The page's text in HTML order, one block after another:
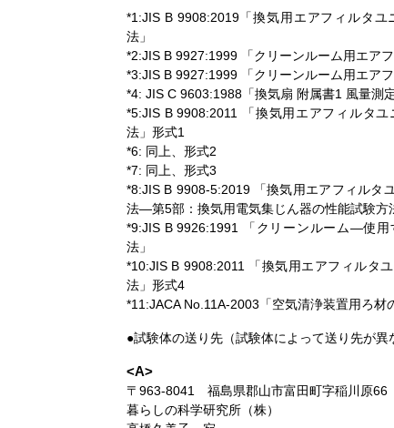
*1:JIS B 9908:2019「換気用エアフィルタ
法」
*2:JIS B 9927:1999 「クリーンルーム用エア
*3:JIS B 9927:1999 「クリーンルーム用エア
*4: JIS C 9603:1988「換気扇 附属書1 風量測
*5:JIS B 9908:2011 「換気用エアフィルタ
法」形式1
*6: 同上、形式2
*7: 同上、形式3
*8:JIS B 9908-5:2019 「換気用エアフィルタ
法―第5部：換気用電気集じん器の性能試験方
*9:JIS B 9926:1991 「クリーンルーム―使
法」
*10:JIS B 9908:2011 「換気用エアフィルタ
法」形式4
*11:JACA No.11A-2003「空気清浄装置用ろ材
●試験体の送り先（試験体によって送り先が異
<A>
〒963-8041 福島県郡山市富田町字稲川原66
暮らしの科学研究所（株）